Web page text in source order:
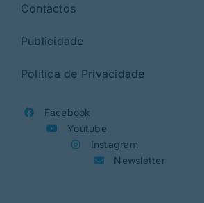
Contactos
Publicidade
Política de Privacidade
Facebook
Youtube
Instagram
Newsletter